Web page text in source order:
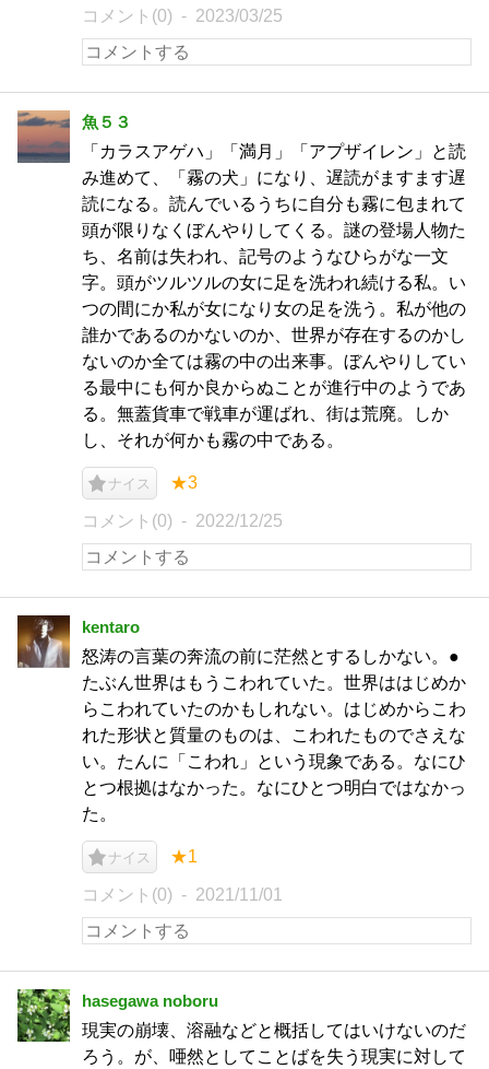
コメント(0) 2023/03/25
魚５３
「カラスアゲハ」「満月」「アプザイレン」と読
み進めて、「霧の犬」になり、遅読がますます遅
読になる。読んでいるうちに自分も霧に包まれて
頭が限りなくぼんやりしてくる。謎の登場人物た
ち、名前は失われ、記号のようなひらがな一文
字。頭がツルツルの女に足を洗われ続ける私。い
つの間にか私が女になり女の足を洗う。私が他の
誰かであるのかないのか、世界が存在するのかし
ないのか全ては霧の中の出来事。ぼんやりしてい
る最中にも何か良からぬことが進行中のようであ
る。無蓋貨車で戦車が運ばれ、街は荒廃。しか
し、それが何かも霧の中である。
ナイス ★3
コメント(0) 2022/12/25
kentaro
怒涛の言葉の奔流の前に茫然とするしかない。●
たぶん世界はもうこわれていた。世界ははじめか
らこわれていたのかもしれない。はじめからこわ
れた形状と質量のものは、こわれたものでさえな
い。たんに「こわれ」という現象である。なにひ
とつ根拠はなかった。なにひとつ明白ではなかっ
た。
ナイス ★1
コメント(0) 2021/11/01
hasegawa noboru
現実の崩壊、溶融などと概括してはいけないのだ
ろう。が、唖然としてことばを失う現実に対して